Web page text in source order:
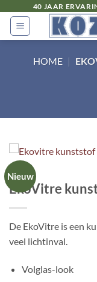
naar
inhoud
40 JAAR
HOME |
Nieuw
EkoVitre
De EkoVitre is een
veel lichtinval.
Volglas-look